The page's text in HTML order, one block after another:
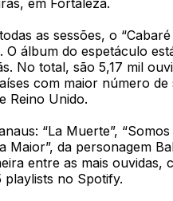
as sessões, o
álbum do espetáculo
No total, são 5,17 mil
com maior número de
Reino Unido.
“La Muerte”, “Somos
Maior”, da personagem
entre as mais ouvidas,
playlists no Spotify.